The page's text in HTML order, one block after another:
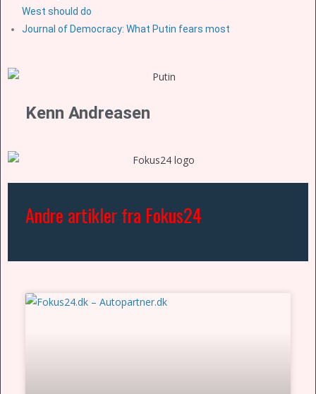
West should do
Journal of Democracy: What Putin fears most
Kenn Andreasen
Andre artikler fra Fokus24